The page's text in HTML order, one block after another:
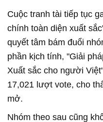
Cuộc tranh tài tiếp tục
chính toàn diện xuất
quyết tâm bám đuổi
phần kịch tính, "Giải
Xuất sắc cho người
17,021 lượt vote, cho
mở.
Nhóm theo sau cũng